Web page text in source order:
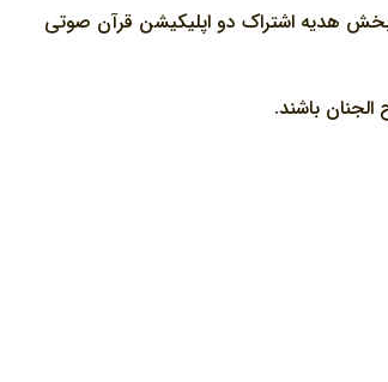
شده در بخش هدیه اشتراک دو اپلیکیشن قرآن صوتی
باشند.